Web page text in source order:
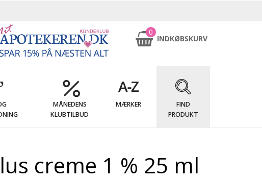
0
INDKØBSKURV
MÅNEDENS
KLUBTILBUD
MÆRKER
FIND
PRODUKT
creme 1 % 25 ml